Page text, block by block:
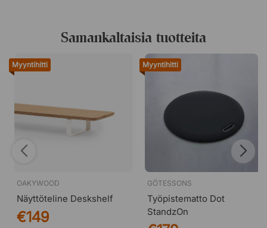
Samankaltaisia tuotteita
Myyntihitti
OAKYWOOD
Näyttöteline Deskshelf
€149
Myyntihitti
GÖTESSONS
Työpistematto Dot
StandzOn